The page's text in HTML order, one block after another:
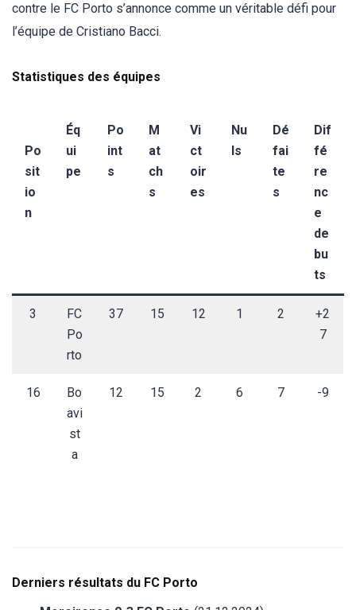
contre le FC Porto s’annonce comme un véritable défi pour
l’équipe de Cristiano Bacci.
Statistiques des équipes
Po
sit
io
n
Éq
ui
pe
Po
int
s
M
at
ch
s
Vi
ct
oir
es
Nu
ls
Dé
fai
te
s
Dif
fé
re
nc
e
de
bu
ts
3
FC
Po
rto
37 15 12 1 2
+2
7
16
Bo
avi
st
a
12 15 2 6 7 -9
Derniers résultats du FC Porto